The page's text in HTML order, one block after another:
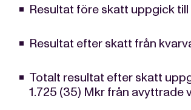
Resultat före skatt uppgick till
Resultat efter skatt från
Totalt resultat efter skatt
1.725 (35) Mkr från avyttrade